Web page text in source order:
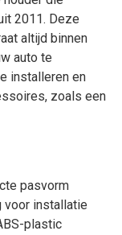
2011. Deze
altijd binnen
auto te
installeren en
zoals een
pasvorm
voor installatie
plastic